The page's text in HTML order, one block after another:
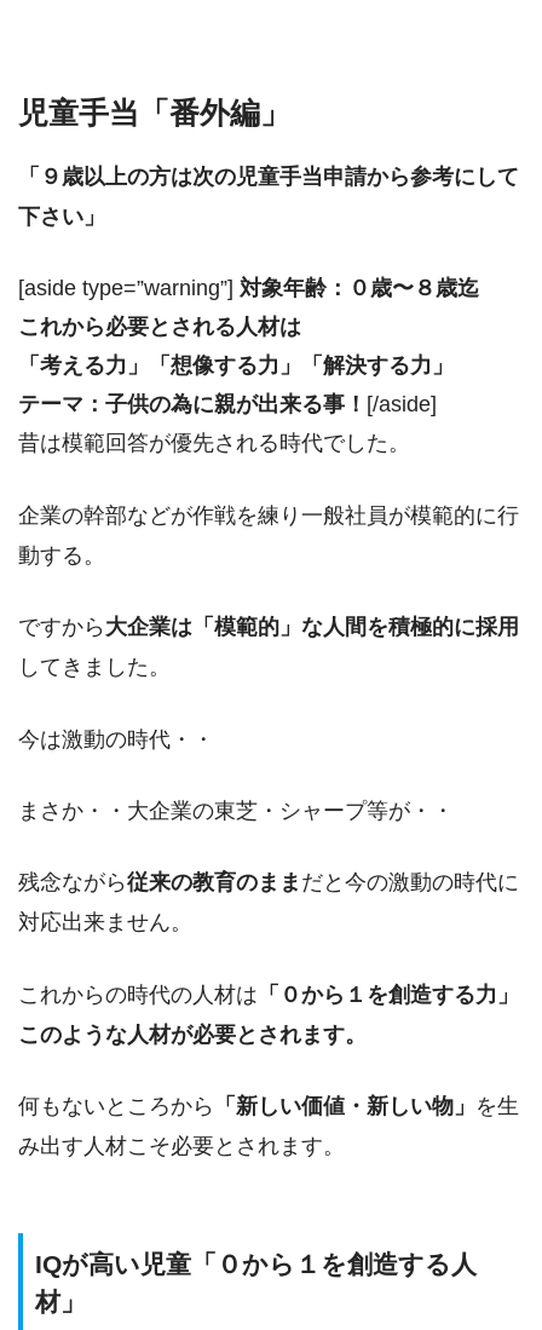
児童手当「番外編」
「９歳以上の方は次の児童手当申請から参考にして
下さい」
[aside type=”warning”] 対象年齢：０歳〜８歳迄
これから必要とされる人材は
「考える力」「想像する力」「解決する力」
テーマ：子供の為に親が出来る事！ [/aside]
昔は模範回答が優先される時代でした。
企業の幹部などが作戦を練り一般社員が模範的に行
動する。
ですから 大企業は「模範的」な人間を積極的に採用
してきました。
今は激動の時代・・
まさか・・大企業の東芝・シャープ等が・・
残念ながら従来の教育のまま だと今の激動の時代に
対応出来ません。
これからの時代の人材は 「０から１を創造する力」
このような人材が必要とされます。
何もないところから 「新しい価値・新しい物」 を生
み出す人材こそ必要とされます。
IQが高い児童「０から１を創造する人
材」